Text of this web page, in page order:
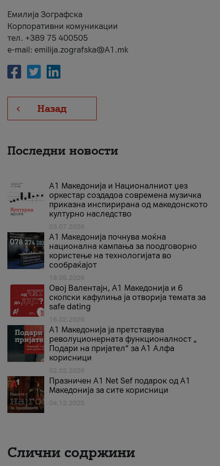
Емилија Зографска
Корпоративни комуникации
тел. +389 75 400505
e-mail: emilija.zografska@A1.mk
Назад
Последни новости
А1 Македонија и Националниот џез
оркестар создадоа современа музичка
приказна инспирирана од македонското
културно наследство
03.07.2026
A1 Македонија почнува моќна
национална кампања за поодговорно
користење на технологијата во
сообраќајот
18.05.2026
Овој Валентајн, A1 Македонија и 6
скопски кафулиња ја отворија темата за
safe dating
16.02.2026
А1 Македонија ја претставува
револуционерната функционалност „
Подари на пријател“ за А1 Алфа
корисници
02.02.2026
Празничен A1 Net Sеf подарок од А1
Македонија за сите корисници
04.12.2025
Слични содржини